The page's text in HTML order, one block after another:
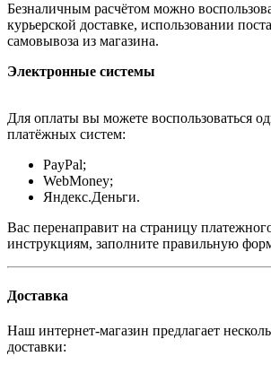
Безналичным расчётом можно
курьерской доставке, использовании
самовывоза из магазина.
Электронные системы
Для оплаты вы можете воспользоваться
платёжных систем:
PayPal;
WebMoney;
Яндекс.Деньги.
Вас перенаправит на страницу
инструкциям, заполните правильную
Доставка
Наш интернет-магазин предлагает
доставки: